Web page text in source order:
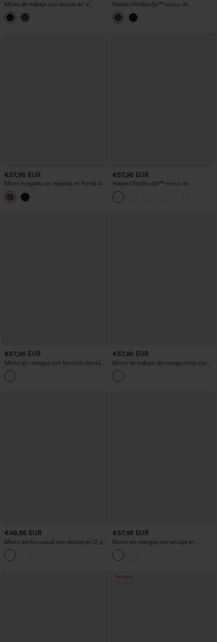
Mono de trabajo con escote en V,
cremallera, mangas largas y bolsillos -
súper fácil
Halara UltraSculpt™ mono de
entrenamiento con escote en V, control
de abdomen y levantamiento de
glúteos, con bolsillos — Edición Easy
€57,95 EUR
Mono holgado sin espalda en forma de
U con bolsillos — versión Easy Peezy
€57,95 EUR
Halara UltraSculpt™ mono de
entrenamiento flare con bolsillos,
cruzado y espalda descubierta, control
abdominal, realce de glúteos con
€57,95 EUR
Mono sin mangas con fruncido torcido,
cremallera invisible, sujetador integrado,
rayas, tejido tipo waffle y bolsillos —
Easy Peezy
€57,95 EUR
Mono de trabajo de manga corta con
bolsillos - Edición Easy Pezzy
€49,95 EUR
Mono ancho casual con escote en U, sin
mangas, con cordón, tejido jaspeado y
bolsillos — facilísimo
€57,95 EUR
Mono sin mangas con encaje en
contraste para damas de honor e
invitadas a la boda, con bolsillos - Easy
Peezy
Rebajas